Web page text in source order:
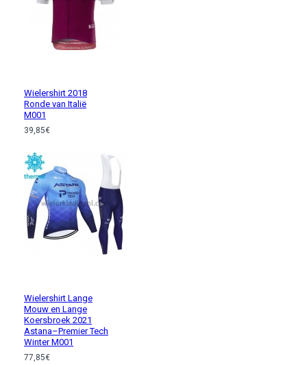
Wielershirt 2018
Ronde van Italië
M001
39,85€
Wielershirt Lange
Mouw en Lange
Koersbroek 2021
Astana–Premier Tech
Winter M001
77,85€